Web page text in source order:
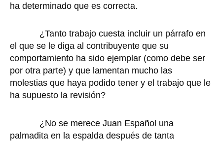
ha determinado que es correcta.
¿Tanto trabajo cuesta incluir un párrafo en
el que se le diga al contribuyente que su
comportamiento ha sido ejemplar (como debe ser
por otra parte) y que lamentan mucho las
molestias que haya podido tener y el trabajo que le
ha supuesto la revisión?
¿No se merece Juan Español una
palmadita en la espalda después de tanta